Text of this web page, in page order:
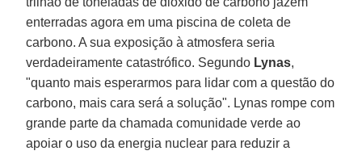
enterradas agora em uma piscina de coleta de
carbono. A sua exposição à atmosfera seria
verdadeiramente catastrófico. Segundo Lynas,
"quanto mais esperarmos para lidar com a questão do
carbono, mais cara será a solução". Lynas rompe com
grande parte da chamada comunidade verde ao
apoiar o uso da energia nuclear para reduzir a